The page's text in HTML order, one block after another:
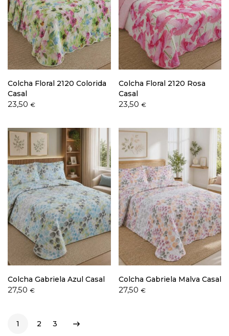
Colcha Floral 2120 Colorida
Casal
23,50 €
Colcha Floral 2120 Rosa
Casal
23,50 €
Colcha Gabriela Azul Casal
27,50 €
Colcha Gabriela Malva Casal
27,50 €
1 2 3